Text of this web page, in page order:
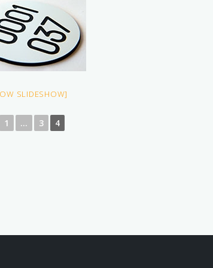
SLIDESHOW]
1 ... 3 4